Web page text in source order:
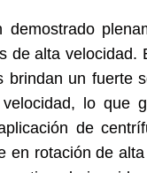
de alta
un fuerte
lo que
de
rotación de